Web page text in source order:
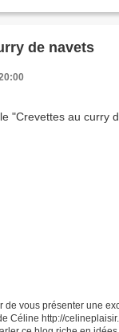
de navets
de vous présenter une
Céline http://